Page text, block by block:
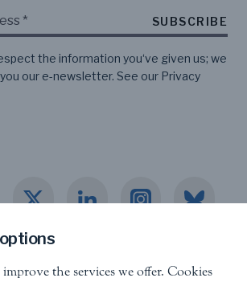
SUBSCRIBE
the information you‘ve given us; we
our e-newsletter. See our Privacy
the services we offer. Cookies